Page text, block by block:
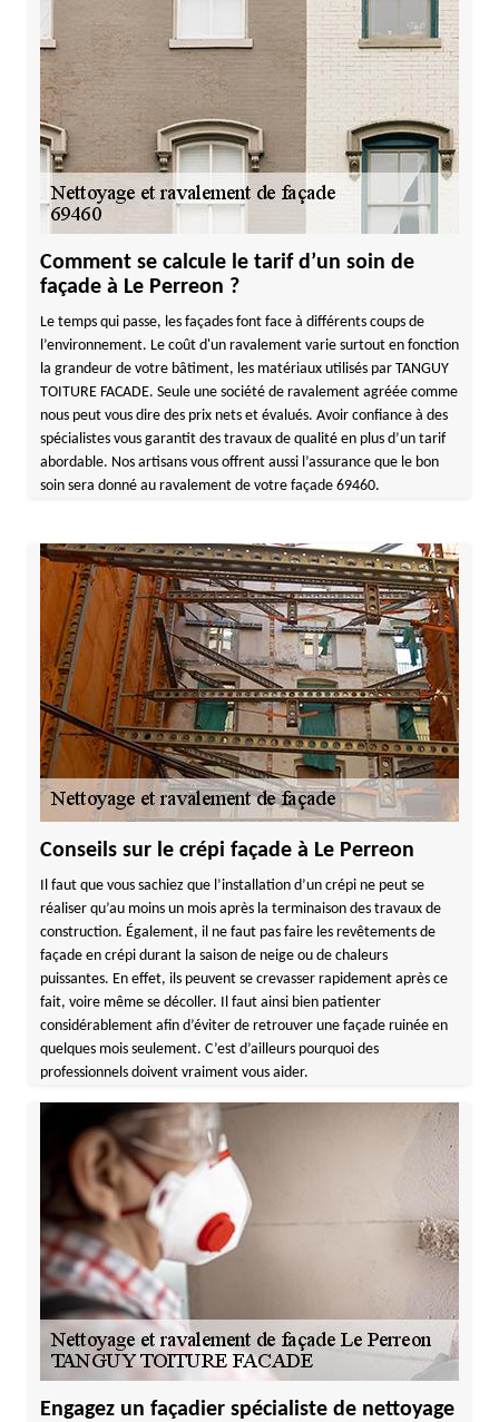
Comment se calcule le tarif d’un soin de
façade à Le Perreon ?
Le temps qui passe, les façades font face à différents coups de
l’environnement. Le coût d'un ravalement varie surtout en fonction
la grandeur de votre bâtiment, les matériaux utilisés par TANGUY
TOITURE FACADE. Seule une société de ravalement agréée comme
nous peut vous dire des prix nets et évalués. Avoir confiance à des
spécialistes vous garantit des travaux de qualité en plus d’un tarif
abordable. Nos artisans vous offrent aussi l’assurance que le bon
soin sera donné au ravalement de votre façade 69460.
Conseils sur le crépi façade à Le Perreon
Il faut que vous sachiez que l’installation d’un crépi ne peut se
réaliser qu’au moins un mois après la terminaison des travaux de
construction. Également, il ne faut pas faire les revêtements de
façade en crépi durant la saison de neige ou de chaleurs
puissantes. En effet, ils peuvent se crevasser rapidement après ce
fait, voire même se décoller. Il faut ainsi bien patienter
considérablement afin d’éviter de retrouver une façade ruinée en
quelques mois seulement. C’est d’ailleurs pourquoi des
professionnels doivent vraiment vous aider.
Engagez un façadier spécialiste de nettoyage